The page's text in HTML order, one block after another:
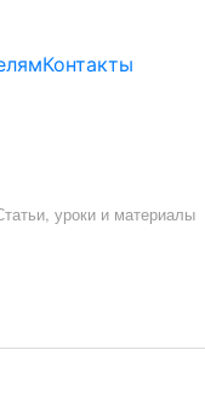
Контакты
уроки и материалы